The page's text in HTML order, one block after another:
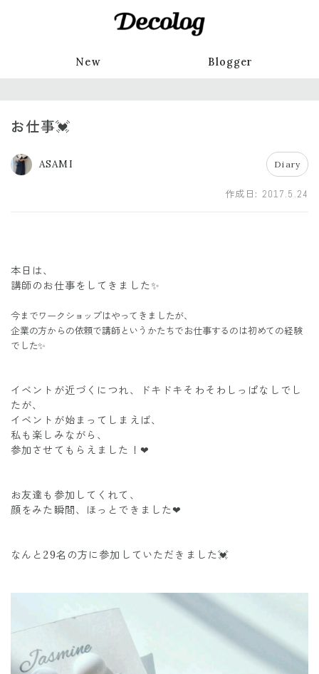
New Blogger
お仕事💓
ASAMI Diary
作成日: 2017.5.24
本日は、
講師のお仕事をしてきました✨
今までワークショップはやってきましたが、
企業の方からの依頼で講師というかたちでお仕事するのは初めての経験
でした✨
イベントが近づくにつれ、ドキドキそわそわしっぱなしでし
たが、
イベントが始まってしまえば、
私も楽しみながら、
参加させてもらえました！❤
お友達も参加してくれて、
顔をみた瞬間、ほっとできました❤
なんと29名の方に参加していただきました💓